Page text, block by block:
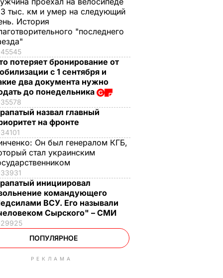
тыс. км и умер на следующий
История
"последнего
45545
потеряет бронирование от
с 1 сентября и
два документа нужно
до понедельника
35578
назвал главный
на фронте
34101
Он был генералом КГБ,
стал украинским
33931
инициировал
командующего
ВСУ. Его называли
Сырского" – СМИ
29925
ПОПУЛЯРНОЕ
РЕКЛАМА